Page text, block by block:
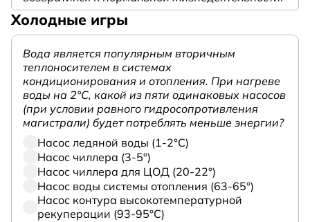
Холодные игры
Вода является популярным вторичным
теплоносителем в системах
кондиционирования и отопления. При нагреве
воды на 2°С, какой из пяти одинаковых насосов
(при условии равного гидросопротивления
магистрали) будет потреблять меньше энергии?
Насос ледяной воды (1-2°С)
Насос чиллера (3-5°)
Насос чиллера для ЦОД (20-22°)
Насос воды системы отопления (63-65°)
Насос контура высокотемпературной
рекуперации (93-95°С)